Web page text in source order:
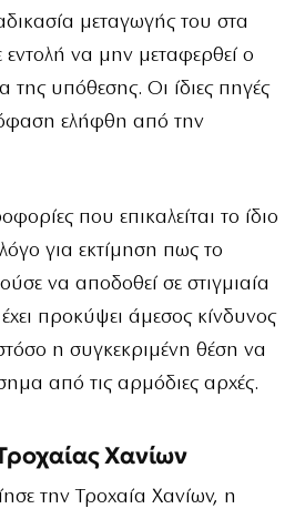
μεταγωγής του στα
να μην μεταφερθεί ο
της υπόθεσης. Οι ίδιες πηγές
ελήφθη από την
που επικαλείται το ίδιο
για εκτίμηση πως το
να αποδοθεί σε στιγμιαία
προκύψει άμεσος κίνδυνος
η συγκεκριμένη θέση να
από τις αρμόδιες αρχές.
Χανίων
την Τροχαία Χανίων, η